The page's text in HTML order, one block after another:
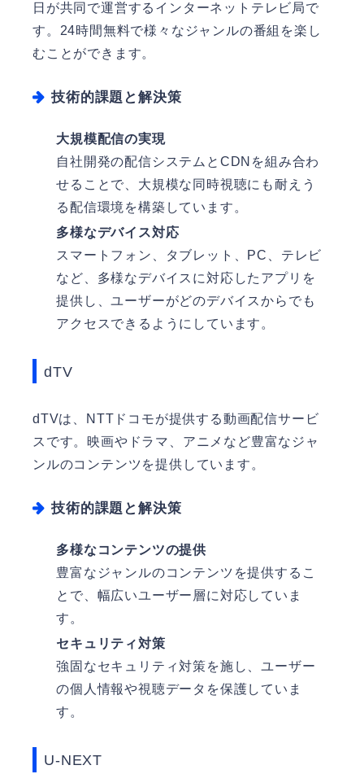
日が共同で運営するインターネットテレビ局で
す。24時間無料で様々なジャンルの番組を楽し
むことができます。
技術的課題と解決策
大規模配信の実現
自社開発の配信システムとCDNを組み合わ
せることで、大規模な同時視聴にも耐えう
る配信環境を構築しています。
多様なデバイス対応
スマートフォン、タブレット、PC、テレビ
など、多様なデバイスに対応したアプリを
提供し、ユーザーがどのデバイスからでも
アクセスできるようにしています。
dTV
dTVは、NTTドコモが提供する動画配信サービ
スです。映画やドラマ、アニメなど豊富なジャ
ンルのコンテンツを提供しています。
技術的課題と解決策
多様なコンテンツの提供
豊富なジャンルのコンテンツを提供するこ
とで、幅広いユーザー層に対応していま
す。
セキュリティ対策
強固なセキュリティ対策を施し、ユーザー
の個人情報や視聴データを保護していま
す。
U-NEXT